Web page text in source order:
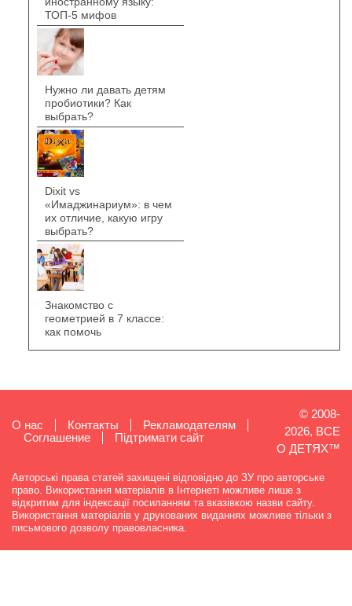
ТОП-5 мифов
Нужно ли давать детям
пробиотики? Как
выбрать?
Dixit vs
«Имаджинариум»: в чем
их отличие, какую игру
выбрать?
Знакомство с
геометрией в 7 классе:
как помочь
О нас Контакты
Рекламодателям
Cоглашение
Підтримати сайт
© 2008-
2026, ВСЕ
О ДЕТЯХ™
Авторські права статей захищені відповідно до ЗУ про авторське
право. Використання матеріалів в Інтернеті можливе лише з
відкритим для індексації посиланням та вказівкою назви сайту.
Використання матеріалів у друкованих виданнях можливе тільки з
письмового дозволу правовласника.